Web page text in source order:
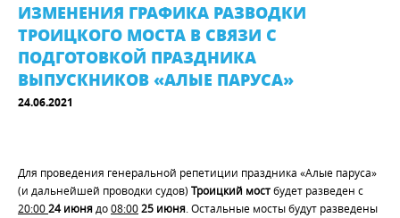
ИЗМЕНЕНИЯ ГРАФИКА РАЗВОДКИ
ТРОИЦКОГО МОСТА В СВЯЗИ С
ПОДГОТОВКОЙ ПРАЗДНИКА
ВЫПУСКНИКОВ «АЛЫЕ ПАРУСА»
24.06.2021
Для проведения генеральной репетиции праздника «Алые паруса»
(и дальнейшей проводки судов) Троицкий мостбудет разведен с
20:0024 июня до08:0025 июня . Остальные мосты будут разведены